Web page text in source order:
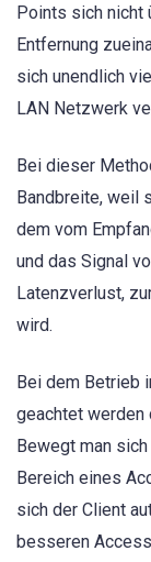
Points sich nicht
Entfernung
sich unendlich
LAN Netzwerk
Bei dieser
Bandbreite, weil
dem vom
und das Signal
Latenzverlust,
wird.
Bei dem Betrieb
geachtet werden
Bewegt man
Bereich eines
sich der Client
besseren